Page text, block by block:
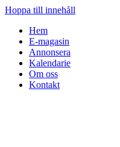
Hoppa till innehåll
Hem
E-magasin
Annonsera
Kalendarie
Om oss
Kontakt